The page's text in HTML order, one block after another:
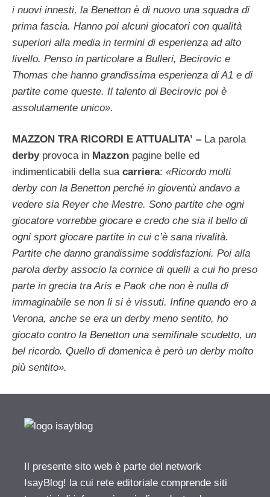
i nuovi innesti, la Benetton è di nuovo una squadra di
prima fascia. Hanno poi alcuni giocatori con qualità
superiori alla media in termini di esperienza ad alto
livello. Penso in particolare a Bulleri, Becirovic e
Thomas che hanno grandissima esperienza di A1 e di
partite come queste. Il talento di Becirovic poi è
assolutamente unico».
MAZZON TRA RICORDI E ATTUALITA’ – La parola
derbyprovoca in Mazzon pagine belle ed
indimenticabili della sua carriera: «Ricordo molti
derby con la Benetton perché in gioventù andavo a
vedere sia Reyer che Mestre. Sono partite che ogni
giocatore vorrebbe giocare e credo che sia il bello di
ogni sport giocare partite in cui c’è sana rivalità.
Partite che danno grandissime soddisfazioni. Poi alla
parola derby associo la cornice di quelli a cui ho preso
parte in grecia tra Aris e Paok che non è nulla di
immaginabile se non li si è vissuti. Infine quando ero a
Verona, anche se era un derby meno sentito, ho
giocato contro la Benetton una semifinale scudetto, un
bel ricordo. Quello di domenica è però un derby molto
più sentito».
Il presente sito web è parte del network
IsayBlog! la cui rete editoriale comprende siti